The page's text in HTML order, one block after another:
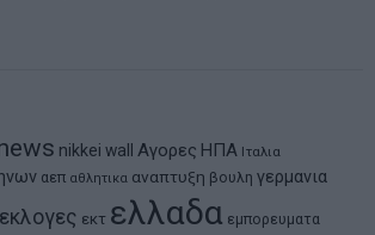
nikkei wall Αγορες ΗΠΑ Ιταλια
αεπ αθλητικα αναπτυξη βουλη γερμανια
εκλογες εκτ ελλαδα εμπορευματα